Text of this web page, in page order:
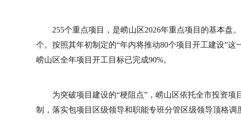
255个重点项目，是崂山区2026年重点项目的基本盘
个。按照其年初制定的“年内将推动80个项目开工建设”
崂山区全年项目开工目标已完成90%。
为突破项目建设的“梗阻点”，崂山区依托全市投资
制，落实包项目区级领导和职能专班分管区级领导顶格